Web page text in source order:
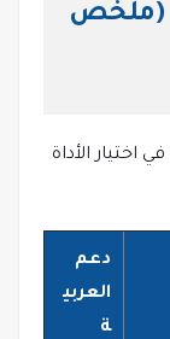
(ملخص
الأداة
دعم
العربي
ة